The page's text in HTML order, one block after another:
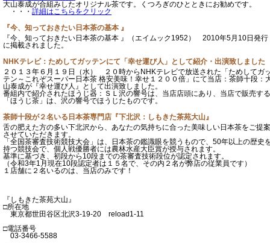
大山泰成が合組みしたオリジナル茶です。くつろぎのひとときにお勧めです。
・・・ 詳細はこちらをクリック
『今、知っておきたい日本茶の基本 』
『今、知っておきたい日本茶の基本 』（エイムック1952） 2010年5月10日発行
に掲載されました。
NHKテレビ：ためしてガッテンにて「幸せ運び人」として紹介・出演致しました
２０１３年６月１９日（水） ２０時からNHKテレビで放送された「ためしてガ
テン～これぞスーパー日本茶 格安美味！幸せ１２００倍」にて当店：茶師十段：
山泰成が『幸せ運び人』として出演致しました。
番組内で紹介されたほうじ器：ＳＬ沢の響号は、当店店頭にあり、当店で販売する
「ほうじ茶」は、沢の響号でほうじたものです。
茶師十段が２名いる日本茶専門店『下北沢：しもきた茶苑大山』
舌の肥えた方の多い下北沢から、あなたの気持ちに合った美味しい日本茶をご提案
させていただきます。
「全国茶審査技術競技大会」は、日本茶の鑑識眼を競うもので、50年以上の歴史
持つ競技会で、個人戦優勝者には農林水産大臣賞が授与されます。
基準に基づき、初段から10段までの茶審査技術段位が認定されます。
（令和3年1月現在10段認定者は１５名で、その内２名が弊店の従業員です）
１店舗に２名いるのは、当店のみです！
『しもきた茶苑大山』
□所在地
東京都世田谷区北沢3-19-20 reload1-11
□電話番号
03-3466-5588